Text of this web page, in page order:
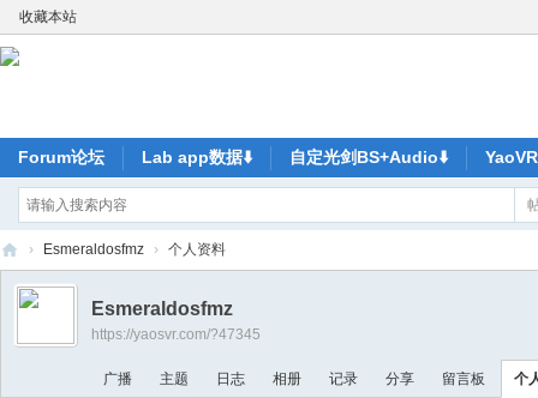
收藏本站
Forum论坛 Lab app数据⬇️ 自定光剑BS+Audio⬇️
ya
› Esmeraldosfmz › 个人资料
Esmeraldosfmz
https://yaosvr.com/?47345
广播 主题 日志 相册 记录 分享 留言板 个